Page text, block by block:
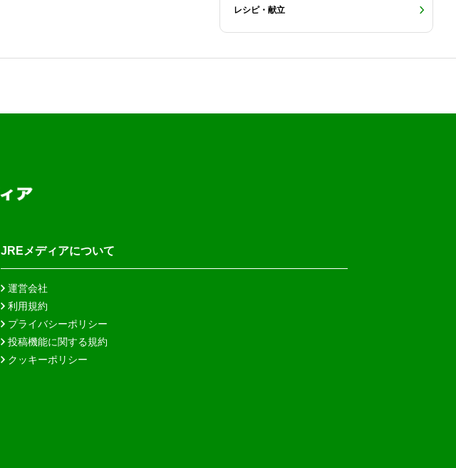
レシピ・献立
JREメディアについて
運営会社
利用規約
プライバシーポリシー
投稿機能に関する規約
クッキーポリシー